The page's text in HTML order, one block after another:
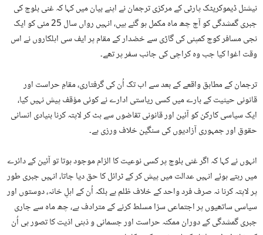
نیشنل ڈیموکریٹک پارٹی کے مرکزی ترجمان نے اپنے بیان میں کہا کہ غنی بلوچ کی
جبری گمشدگی کو آج چھ ماہ مکمل ہو گئے ہیں، انہیں رواں سال 25 مئی کو ایک
نجی مسافر کوچ کمپنی کی گاڑی سے خضدار کے مقام پر ایف سی اہلکاروں نے اس
وقت اغوا کیا جب وہ کراچی کی جانب سفر پر تھے۔
ترجمان کے مطابق واقعے کے بعد سے اب تک اُن کی گرفتاری، مقامِ حراست اور
قانونی حیثیت کے بارے میں کسی ریاستی ادارے نے کوئی مؤقف پیش نہیں کیا،
ایک سیاسی کارکن کو آئین اور قانونی تقاضوں سے ہٹ کر لاپتہ کرنا بنیادی انسانی
حقوق اور جمہوری آزادیوں کی سنگین خلاف ورزی ہے۔
انہوں نے کہا کہ اگر غنی بلوچ پر کسی نوعیت کا الزام موجود ہوتا تو آئین کے دائرے
میں رہتے ہوئے انہیں عدالت میں پیش کر کے ٹرائل کا حق دیا جاتا، انہیں جبری طور
پر لاپتہ کرنا نہ صرف فرد واحد کے خلاف ظلم ہے بلکہ اُن کے اہلِ خانہ، دوستوں اور
سیاسی ساتھیوں پر اجتماعی سزا مسلط کرنے کے مترادف ہے، چھ ماہ سے جاری
جبری گمشدگی کے دوران ممکنہ حراست اور جسمانی و ذہنی اذیت کا تصور ہی اُن